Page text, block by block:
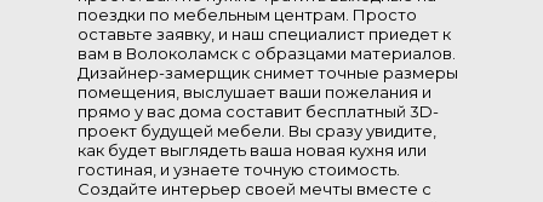
поездки по мебельным центрам. Просто
оставьте заявку, и наш специалист приедет к
вам в Волоколамск с образцами материалов.
Дизайнер-замерщик снимет точные размеры
помещения, выслушает ваши пожелания и
прямо у вас дома составит бесплатный 3D-
проект будущей мебели. Вы сразу увидите,
как будет выглядеть ваша новая кухня или
гостиная, и узнаете точную стоимость.
Создайте интерьер своей мечты вместе с